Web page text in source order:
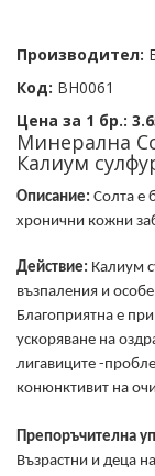
Производител:
Код: BH0061
Цена за 1 бр.:
Минерална
Калиум
Описание: Солта е
хронични кожни
Действие: Калиум
възпаления и
Благоприятна е
ускоряване на
лигавиците -
конюнктивит на
Препоръчителна
Възрастни и деца